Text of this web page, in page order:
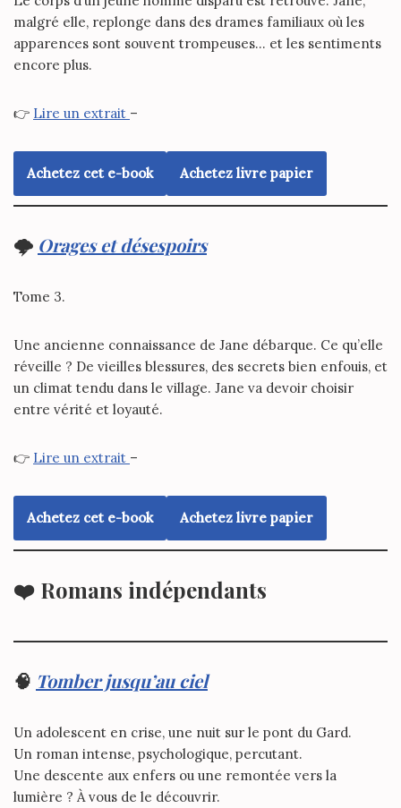
malgré elle, replonge dans des drames familiaux où les
apparences sont souvent trompeuses… et les sentiments
encore plus.
👉 Lire un extrait –
Achetez cet e-book Achetez livre papier
🌩️ Orages et désespoirs
Tome 3.
Une ancienne connaissance de Jane débarque. Ce qu’elle
réveille ? De vieilles blessures, des secrets bien enfouis, et
un climat tendu dans le village. Jane va devoir choisir
entre vérité et loyauté.
👉 Lire un extrait –
Achetez cet e-book Achetez livre papier
❤️ Romans indépendants
🧠 Tomber jusqu’au ciel
Un adolescent en crise, une nuit sur le pont du Gard.
Un roman intense, psychologique, percutant.
Une descente aux enfers ou une remontée vers la
lumière ? À vous de le découvrir.